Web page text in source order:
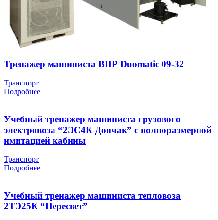
Тренажер машиниста ВПР Duomatic 09-32
Транспорт
Подробнее
Учебный тренажер машиниста грузового
электровоза “2ЭС4К Дончак” с полноразмерной
имитацией кабины
Транспорт
Подробнее
Учебный тренажер машиниста тепловоза
2ТЭ25К “Пересвет”